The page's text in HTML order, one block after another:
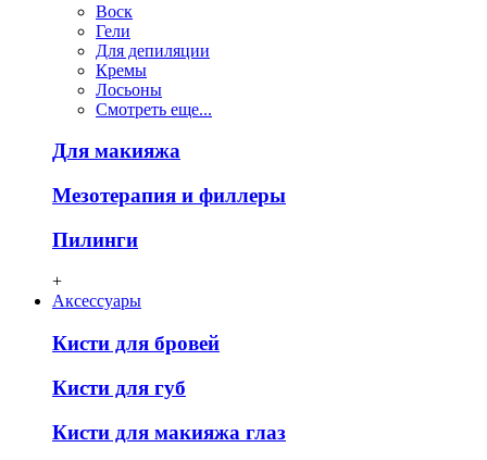
Воск
Гели
Для депиляции
Кремы
Лосьоны
Смотреть еще...
Для макияжа
Мезотерапия и филлеры
Пилинги
+
Аксессуары
Кисти для бровей
Кисти для губ
Кисти для макияжа глаз